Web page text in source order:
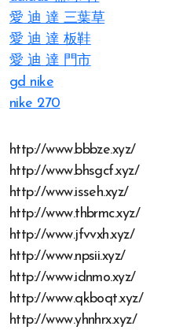
愛 迪 達 三葉草
愛 迪 達 板鞋
愛 迪 達 門市
gd nike
nike 270
http://www.bbbze.xyz/
http://www.bhsgcf.xyz/
http://www.isseh.xyz/
http://www.thbrmc.xyz/
http://www.jfvvxh.xyz/
http://www.npsii.xyz/
http://www.idnmo.xyz/
http://www.qkboqt.xyz/
http://www.yhnhrx.xyz/